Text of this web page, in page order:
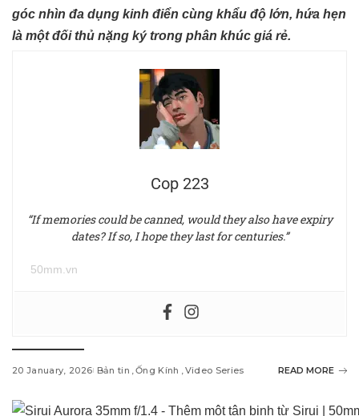
góc nhìn đa dụng kinh điển cùng khẩu độ lớn, hứa hẹn
là một đối thủ nặng ký trong phân khúc giá rẻ.
Cop 223
“If memories could be canned, would they also have expiry
dates? If so, I hope they last for centuries.”
50mm.vn
20 January, 2026 Bản tin Ống Kính Video Series READ MORE